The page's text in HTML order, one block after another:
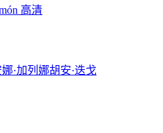
高清
娜·加列娜胡安·迭戈